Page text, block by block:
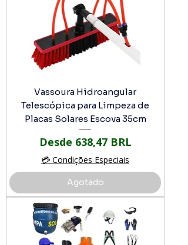
Vassoura Hidroangular
Telescópica para Limpeza de
Placas Solares Escova 35cm
Desde 638,47 BRL
Precio de oferta
💳 Condições Especiais
Agotado